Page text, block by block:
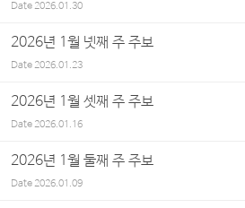
Date2026.01.30
2026년 1월 넷째 주 주보
Date2026.01.23
2026년 1월 셋째 주 주보
Date2026.01.16
2026년 1월 둘째 주 주보
Date2026.01.09